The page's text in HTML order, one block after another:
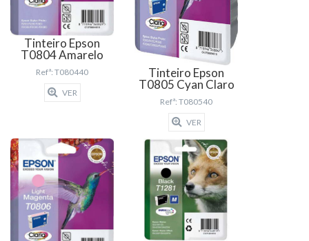
Tinteiro Epson
T0804 Amarelo
Refª: T080440
VER
Tinteiro Epson
T0805 Cyan Claro
Refª: T080540
VER